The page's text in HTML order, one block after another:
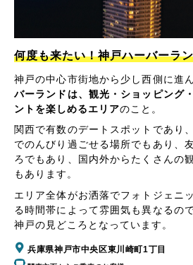
何度も来たい！神戸ハーバーラ
神戸の中心市街地から少し西側に進
バーランドは、観光・ショッピング
ントを楽しめるエリアのこと。
関西で有数のデートスポットであり
でのんびり過ごせる場所でもあり、
ろでもあり、国内外からたくさんの
もあります。
エリア全体がお洒落でフォトジェニ
る時間帯によって雰囲気も異なるの
神戸の見どころとなっています。
兵庫県神戸市中央区東川崎町1丁目